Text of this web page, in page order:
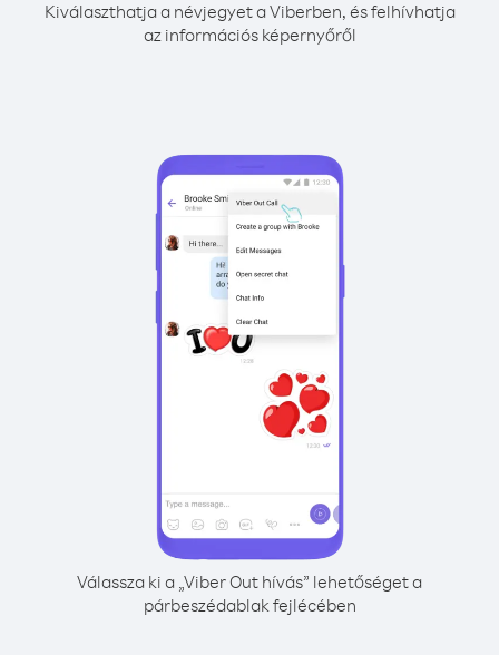
Kiválaszthatja a névjegyet a Viberben, és felhívhatja
az információs képernyőről
Válassza ki a „Viber Out hívás” lehetőséget a
párbeszédablak fejlécében